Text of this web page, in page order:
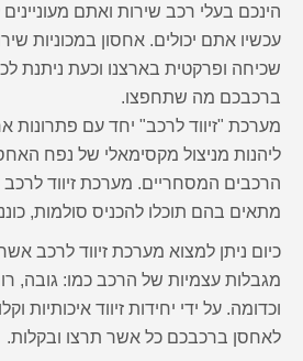
הינכם בעלי רכב שירות ואתם
עכשיו אתם יכולים. אחסון במכוניות
שכיחה ופרקטית בארצנו וכעת ניתנת
ברכבכם מה שתחפצו.
מערכת "זיווד לרכב" יחד עם פתרונות
ליהנות מניצול מקסימאלי של נפח
הרכבים המסחריים. מערכת זיווד
מתאים בהם תוכלו להכניס סולמות,
כיום ניתן למצוא מערכת זיווד לרכב
מגבלות עצמיות של הרכב כמו: גובה,
וכדומה. על ידי יחידות זיווד איכותיות
לאחסן ברכבכם כל אשר תרצו ובקלות.